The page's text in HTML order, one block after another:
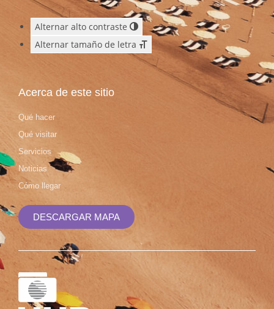
Alternar alto contraste
Alternar tamaño de letra
Acerca de este sitio
Qué hacer
Qué visitar
Servicios
Noticias
Cómo llegar
DESCARGAR MAPA